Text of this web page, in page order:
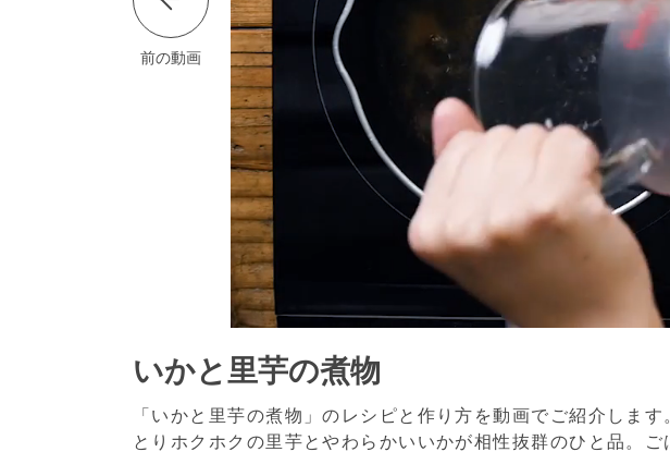
前の動画
いかと里芋の煮物
「いかと里芋の煮物」のレシピと作り方を動画でご紹介しま
とりホクホクの里芋とやわらかいいかが相性抜群のひと品。